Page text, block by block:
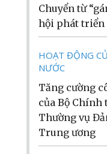
Chuyển từ
hội phát triển
HOẠT ĐỘNG
NƯỚC
Tăng cường
của Bộ Chính
Thường vụ
Trung ương